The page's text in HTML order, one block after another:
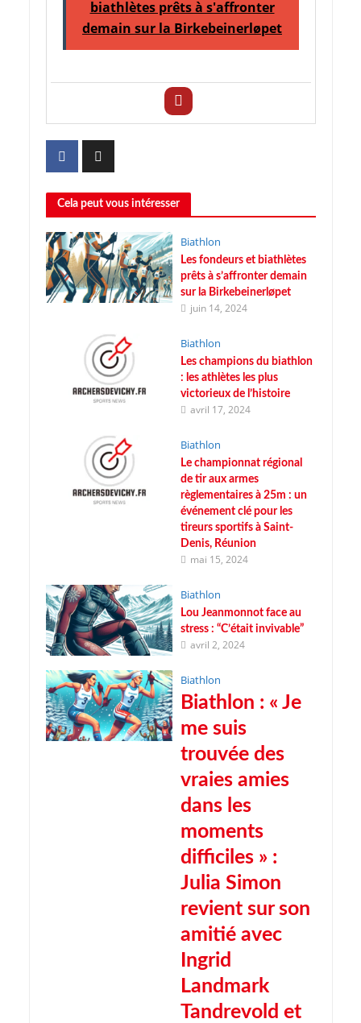
biathlètes prêts à s'affronter
demain sur la Birkebeinerløpet
Cela peut vous intéresser
Biathlon
Les fondeurs et biathlètes
prêts à s’affronter demain
sur la Birkebeinerløpet
juin 14, 2024
Biathlon
Les champions du biathlon
: les athlètes les plus
victorieux de l’histoire
avril 17, 2024
Biathlon
Le championnat régional
de tir aux armes
règlementaires à 25m : un
événement clé pour les
tireurs sportifs à Saint-
Denis, Réunion
mai 15, 2024
Biathlon
Lou Jeanmonnot face au
stress : “C’était invivable”
avril 2, 2024
Biathlon
Biathlon : « Je
me suis
trouvée des
vraies amies
dans les
moments
difficiles » :
Julia Simon
revient sur son
amitié avec
Ingrid
Landmark
Tandrevold et